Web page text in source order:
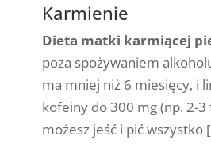
Karmienie
Dieta matki karmiącej
poza spożywaniem
ma mniej niż 6 miesięcy, i
kofeiny do 300 mg (np. 2-3
możesz jeść i pić wszystko [